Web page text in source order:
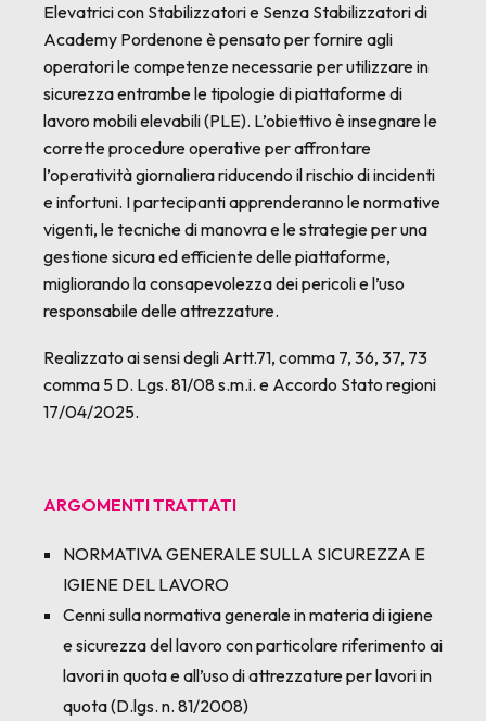
Elevatrici con Stabilizzatori e Senza Stabilizzatori di
Academy Pordenone è pensato per fornire agli
operatori le competenze necessarie per utilizzare in
sicurezza entrambe le tipologie di piattaforme di
lavoro mobili elevabili (PLE). L’obiettivo è insegnare le
corrette procedure operative per affrontare
l’operatività giornaliera riducendo il rischio di incidenti
e infortuni. I partecipanti apprenderanno le normative
vigenti, le tecniche di manovra e le strategie per una
gestione sicura ed efficiente delle piattaforme,
migliorando la consapevolezza dei pericoli e l’uso
responsabile delle attrezzature.
Realizzato ai sensi degli Artt.71, comma 7, 36, 37, 73
comma 5 D. Lgs. 81/08 s.m.i. e Accordo Stato regioni
17/04/2025.
ARGOMENTI TRATTATI
NORMATIVA GENERALE SULLA SICUREZZA E
IGIENE DEL LAVORO
Cenni sulla normativa generale in materia di igiene
e sicurezza del lavoro con particolare riferimento ai
lavori in quota e all’uso di attrezzature per lavori in
quota (D.lgs. n. 81/2008)